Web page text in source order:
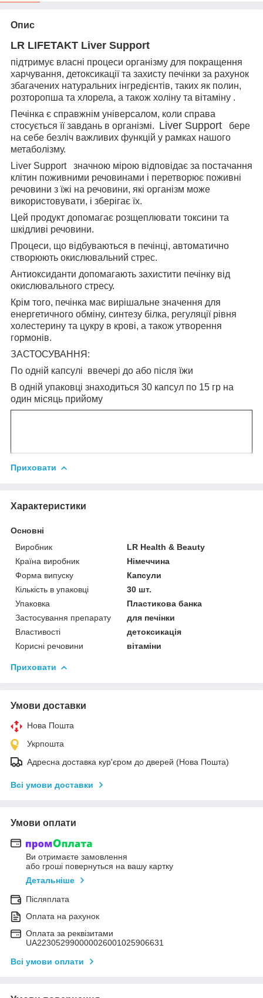
Опис
LR LIFETAKT Liver Support
підтримує власні процеси організму для покращення
харчування, детоксикації та захисту печінки за рахунок
збагачених натуральних інгредієнтів, таких як полин,
розторопша та хлорела, а також холіну та вітаміну .
Печінка є справжнім універсалом, коли справа
стосується її завдань в організмі. Liver Support бере
на себе безліч важливих функцій у рамках нашого
метаболізму.
Liver Supportзначною мірою відповідає за постачання
клітин поживними речовинами і перетворює поживні
речовини з їжі на речовини, які організм може
використовувати, і зберігає їх.
Цей продукт допомагає розщеплювати токсини та
шкідливі речовини.
Процеси, що відбуваються в печінці, автоматично
створюють окислювальний стрес.
Антиоксиданти допомагають захистити печінку від
окислювального стресу.
Крім того, печінка має вирішальне значення для
енергетичного обміну, синтезу білка, регуляції рівня
холестерину та цукру в крові, а також утворення
гормонів.
ЗАСТОСУВАННЯ:
По одній капсулі ввечері до або після їжи
В одній упаковці знаходиться 30 капсул по 15 гр на
один місяць прийому
Приховати
Характеристики
Основні
Виробник
LR Health & Beauty
Країна виробник
Німеччина
Форма випуску
Капсули
Кількість в упаковці
30 шт.
Упаковка
Пластикова банка
Застосування препарату
для печінки
Властивості
детоксикація
Корисні речовини
вітаміни
Приховати
Умови доставки
Нова Пошта
Укрпошта
Адресна доставка кур'єром до дверей (Нова Пошта)
Всі умови доставки
Умови оплати
Ви отримаєте замовлення
або гроші повернуться на вашу картку
Детальніше
Післяплата
Оплата на рахунок
Оплата за реквізитами
UA223052990000026001025906631
Всі умови оплати